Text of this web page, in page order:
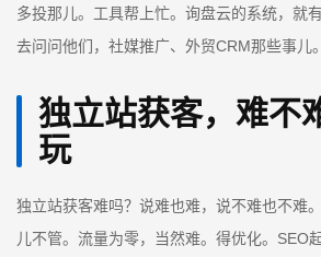
多投那儿。工具帮上忙。询盘云的系统，就
去问问他们，社媒推广、外贸CRM那些事儿。
独立站获客，难不
玩
独立站获客难吗？说难也难，说不难也不难
儿不管。流量为零，当然难。得优化。SEO